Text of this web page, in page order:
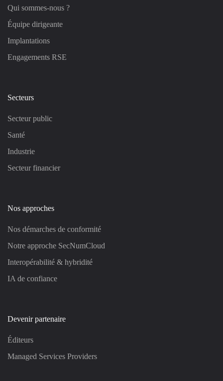
Qui sommes-nous ?
Équipe dirigeante
Implantations
Engagements RSE
Secteurs
Secteur public
Santé
Industrie
Secteur financier
Nos approches
Nos démarches de conformité
Notre approche SecNumCloud
Interopérabilité & hybridité
IA de confiance
Devenir partenaire
Éditeurs
Managed Services Providers